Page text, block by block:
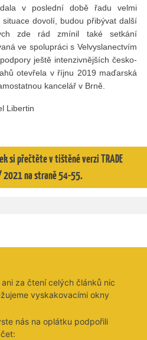
v poslední době řadu velmi
dovolí, budou přibývat další
zde rád zmínil také setkání
ve spolupráci s Velvyslanectvím
ještě intenzivnějších česko-
otevřela v říjnu 2019 maďarská
kancelář v Brně.
Libertin
si přečtěte v tištěné verzi TRADE
2021 na straně 54-55.
za čtení celých článků nic
vyskakovacími okny
nás na oplátku podpořili